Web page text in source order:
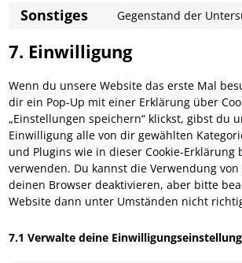
Sonstiges Gegenstand der
7. Einwilligung
Wenn du unsere Website das erste Mal
dir ein Pop-Up mit einer Erklärung über
„Einstellungen speichern“ klickst, gibst du
Einwilligung alle von dir gewählten
und Plugins wie in dieser Cookie-Erklärung
verwenden. Du kannst die Verwendung von
deinen Browser deaktivieren, aber bitte
Website dann unter Umständen nicht
7.1 Verwalte deine